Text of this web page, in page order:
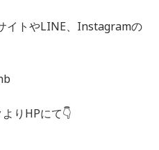
イトやLINE、Instagramの
りHPにて👇